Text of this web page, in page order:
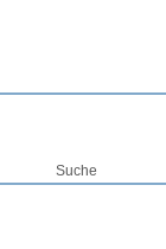
Suche